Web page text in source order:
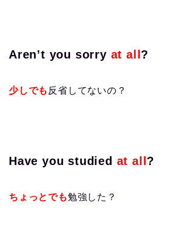
Aren’t you sorry at all?
少しでも 反省してないの？
Have you studied at all?
ちょっとでも勉強した？